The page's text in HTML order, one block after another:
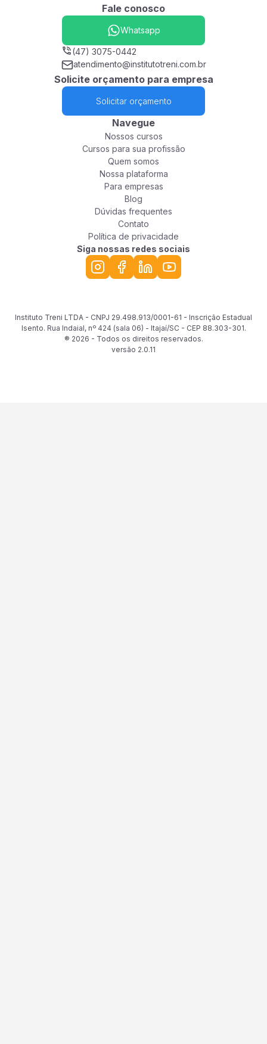
Fale conosco
Whatsapp
(47) 3075-0442
atendimento@institutotreni.com.br
Solicite orçamento para empresa
Solicitar orçamento
Navegue
Nossos cursos
Cursos para sua profissão
Quem somos
Nossa plataforma
Para empresas
Blog
Dúvidas frequentes
Contato
Política de privacidade
Siga nossas redes sociais
Instituto Treni LTDA - CNPJ 29.498.913/0001-61 - Inscrição Estadual
Isento. Rua Indaial, nº 424 (sala 06) - Itajaí/SC - CEP 88.303-301.
® 2026 - Todos os direitos reservados.
versão 2.0.11